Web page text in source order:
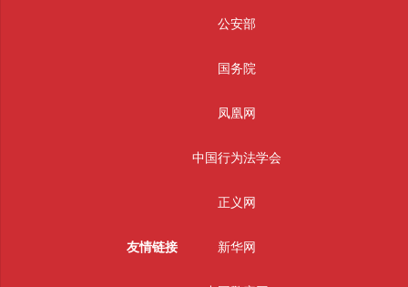
友情链接
公安部
国务院
凤凰网
中国行为法学会
正义网
新华网